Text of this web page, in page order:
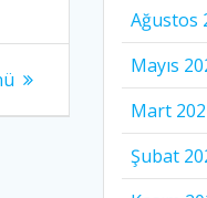
Ağustos
Mayıs
Mart
Şubat